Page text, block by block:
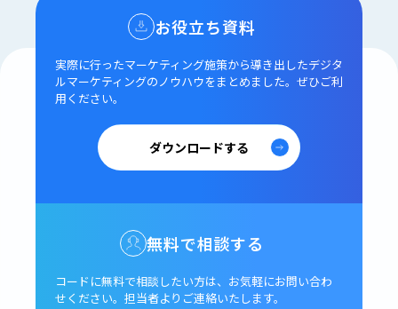
お役立ち資料
実際に行ったマーケティング施策から導き出したデジタ
ルマーケティングのノウハウをまとめました。 ぜひご利
用ください。
ダウンロードする
無料で相談する
コードに無料で相談したい方は、 お気軽にお問い合わ
せください。 担当者よりご連絡いたします。